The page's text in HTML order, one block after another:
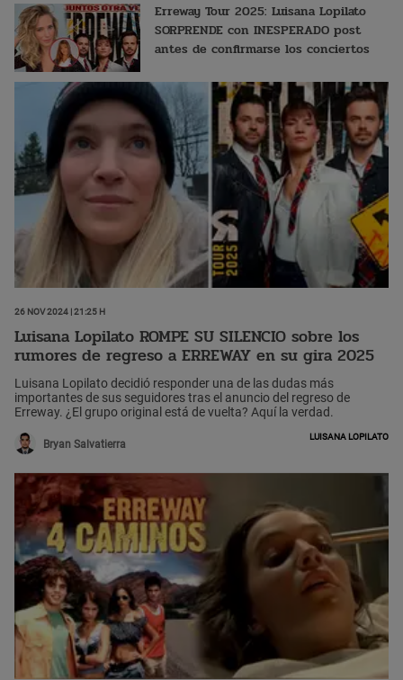
Erreway Tour 2025: Luisana Lopilato
SORPRENDE con INESPERADO post
antes de confirmarse los conciertos
26 Nov 2024 | 21:25 h
Luisana Lopilato ROMPE SU SILENCIO sobre los
rumores de regreso a ERREWAY en su gira 2025
Luisana Lopilato decidió responder una de las dudas más
importantes de sus seguidores tras el anuncio del regreso de
Erreway. ¿El grupo original está de vuelta? Aquí la verdad.
Bryan Salvatierra
Luisana Lopilato